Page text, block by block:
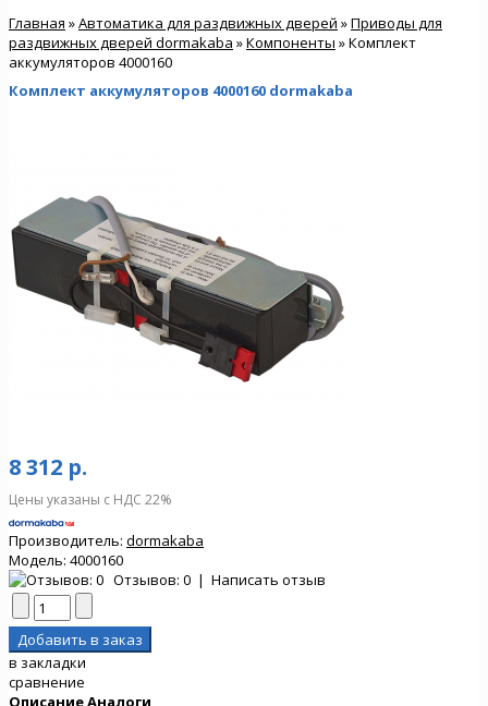
Главная »Автоматика для раздвижных дверей »Приводы для
раздвижных дверей dormakaba »Компоненты » Комплект
аккумуляторов 4000160
Комплект аккумуляторов 4000160 dormakaba
8 312 р.
Цены указаны с НДС 22%
Производитель: dormakaba
Модель: 4000160
Отзывов: 0 | Написать отзыв
в закладки
сравнение
ОписаниеАналоги